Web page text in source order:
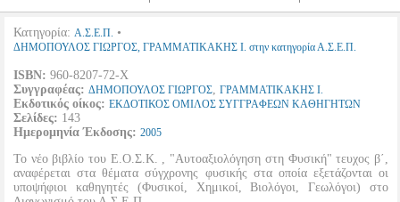
Κατηγορία: Α.Σ.Ε.Π. •
ΔΗΜΟΠΟΥΛΟΣ ΓΙΩΡΓΟΣ, ΓΡΑΜΜΑΤΙΚΑΚΗΣ Ι. στην κατηγορία Α.Σ.Ε.Π.
ISBN: 960-8207-72-Χ
Συγγραφέας: ΔΗΜΟΠΟΥΛΟΣ ΓΙΩΡΓΟΣ, ΓΡΑΜΜΑΤΙΚΑΚΗΣ Ι.
Εκδοτικός οίκος: ΕΚΔΟΤΙΚΟΣ ΟΜΙΛΟΣ ΣΥΓΓΡΑΦΕΩΝ ΚΑΘΗΓΗΤΩΝ
Σελίδες: 143
Ημερομηνία Έκδοσης: 2005
Το νέο βιβλίο του Ε.Ο.Σ.Κ. , "Αυτοαξιολόγηση στη Φυσική" τευχος β΄,
αναφέρεται στα θέματα σύγχρονης φυσικής στα οποία εξετάζονται οι
υποψήφιοι καθηγητές (Φυσικοί, Χημικοί, Βιολόγοι, Γεωλόγοι) στο